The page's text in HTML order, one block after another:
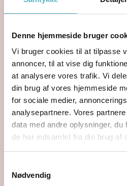
Denne hjemmeside bruger
Vi bruger cookies til at tilpasse
annoncer, til at vise dig
at analysere vores trafik. Vi
din brug af vores hjemmeside
for sociale medier,
analysepartnere. Vores
data med andre oplysninger, du
de har indsamlet fra din brug af
Nødvendig
En behandling
bestå af
Patientuddannelse
Manuel behandling af
Øvelsesinstruktion og
træningsøvelser
Instruktion og vejledning